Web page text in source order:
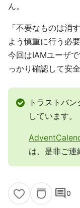
ん。
「不要なものは消
よう慎重に行う必
今回はIAMユーザ
っかり確認して安
トラストバ
しています。
は、是非ご連
comment0